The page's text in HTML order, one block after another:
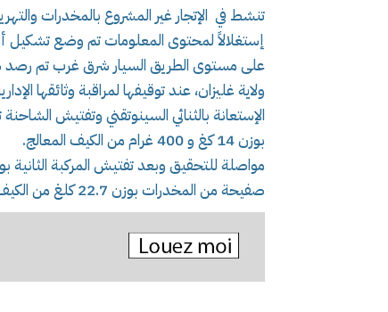
تنشط في الإتجار غير المشروع بالمخدرات
إستغلالاً لمحتوى المعلومات تم وضع تشكيل
على مستوى الطريق السيار شرق غرب تم رصد
ولاية غليزان، عند توقيفها لمراقبة وثائقها
بوزن 14 كغ و 400 غرام من الكيف المعالج.
صفيحة من المخدرات بوزن 22.7 كلغ من الكيف المعالج بوزن إجمالي يقدر بـ 37.1 كغ.